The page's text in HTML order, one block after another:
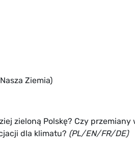
Ziemia)
zieloną Polskę? Czy przemiany
dla klimatu? (PL/EN/FR/DE)